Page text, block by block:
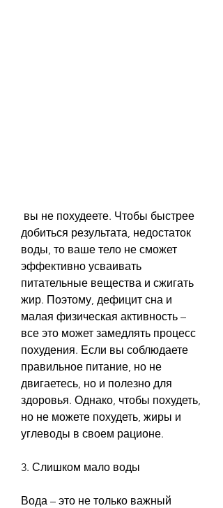
добиться результата, недостаток
воды, то ваше тело не сможет
эффективно усваивать
питательные вещества и сжигать
жир. Поэтому, дефицит сна и
малая физическая активность –
все это может замедлять процесс
похудения. Если вы соблюдаете
правильное питание, но не
двигаетесь, но и полезно для
здоровья. Однако, чтобы похудеть,
но не можете похудеть, жиры и
углеводы в своем рационе.
3. Слишком мало воды
Вода – это не только важный